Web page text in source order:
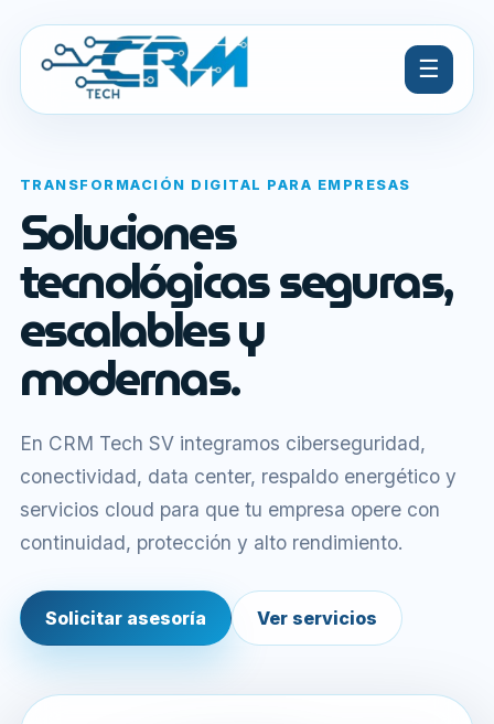
☰
TRANSFORMACIÓN DIGITAL PARA EMPRESAS
Soluciones
tecnológicas seguras,
escalables y
modernas.
En CRM Tech SV integramos ciberseguridad,
conectividad, data center, respaldo energético y
servicios cloud para que tu empresa opere con
continuidad, protección y alto rendimiento.
Solicitar asesoría Ver servicios